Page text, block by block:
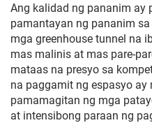
Ang kalidad ng pananim ay
pamantayan ng pananim
mga greenhouse tunnel na
mas malinis at mas pare-
mataas na presyo sa
na paggamit ng espasyo
pamamagitan ng mga
at intensibong paraan ng